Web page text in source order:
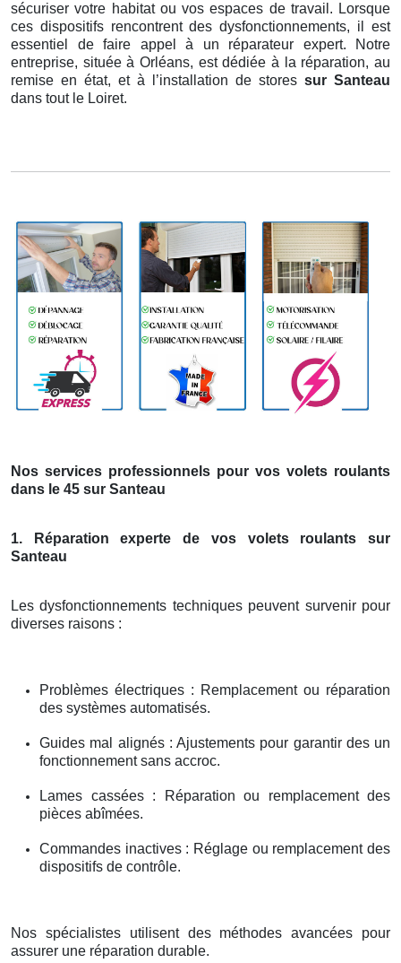
sécuriser votre habitat ou vos espaces de travail. Lorsque
ces dispositifs rencontrent des dysfonctionnements, il est
essentiel de faire appel à un réparateur expert. Notre
entreprise, située à Orléans, est dédiée à la réparation, au
remise en état, et à l’installation de stores sur Santeau
dans tout le Loiret.
Nos services professionnels pour vos volets roulants
dans le 45 sur Santeau
1. Réparation experte de vos volets roulants sur
Santeau
Les dysfonctionnements techniques peuvent survenir pour
diverses raisons :
Problèmes électriques : Remplacement ou réparation
des systèmes automatisés.
Guides mal alignés : Ajustements pour garantir des un
fonctionnement sans accroc.
Lames cassées : Réparation ou remplacement des
pièces abîmées.
Commandes inactives : Réglage ou remplacement des
dispositifs de contrôle.
Nos spécialistes utilisent des méthodes avancées pour
assurer une réparation durable.